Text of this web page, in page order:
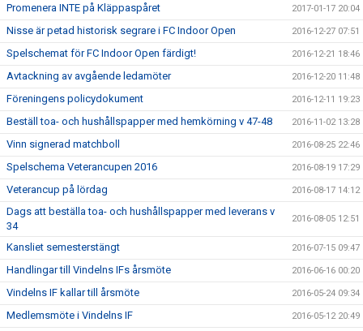
Promenera INTE på Kläppaspåret 2017-01-17 20:04
Nisse är petad historisk segrare i FC Indoor Open 2016-12-27 07:51
Spelschemat för FC Indoor Open färdigt! 2016-12-21 18:46
Avtackning av avgående ledamöter 2016-12-20 11:48
Föreningens policydokument 2016-12-11 19:23
Beställ toa- och hushållspapper med hemkörning v 47-48 2016-11-02 13:28
Vinn signerad matchboll 2016-08-25 22:46
Spelschema Veterancupen 2016 2016-08-19 17:29
Veterancup på lördag 2016-08-17 14:12
Dags att beställa toa- och hushållspapper med leverans v
34
2016-08-05 12:51
Kansliet semesterstängt 2016-07-15 09:47
Handlingar till Vindelns IFs årsmöte 2016-06-16 00:20
Vindelns IF kallar till årsmöte 2016-05-24 09:34
Medlemsmöte i Vindelns IF 2016-05-12 20:49